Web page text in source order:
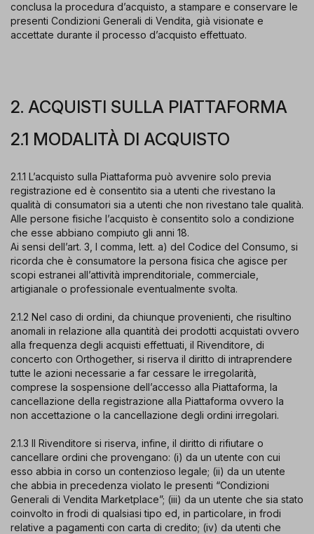
conclusa la procedura d’acquisto, a stampare e conservare le
presenti Condizioni Generali di Vendita, già visionate e
accettate durante il processo d’acquisto effettuato.
2. ACQUISTI SULLA PIATTAFORMA
2.1 MODALITÀ DI ACQUISTO
2.1.1 L’acquisto sulla Piattaforma può avvenire solo previa
registrazione ed è consentito sia a utenti che rivestano la
qualità di consumatori sia a utenti che non rivestano tale qualità.
Alle persone fisiche l’acquisto è consentito solo a condizione
che esse abbiano compiuto gli anni 18.
Ai sensi dell’art. 3, I comma, lett. a) del Codice del Consumo, si
ricorda che è consumatore la persona fisica che agisce per
scopi estranei all’attività imprenditoriale, commerciale,
artigianale o professionale eventualmente svolta.
2.1.2 Nel caso di ordini, da chiunque provenienti, che risultino
anomali in relazione alla quantità dei prodotti acquistati ovvero
alla frequenza degli acquisti effettuati, il Rivenditore, di
concerto con Orthogether, si riserva il diritto di intraprendere
tutte le azioni necessarie a far cessare le irregolarità,
comprese la sospensione dell’accesso alla Piattaforma, la
cancellazione della registrazione alla Piattaforma ovvero la
non accettazione o la cancellazione degli ordini irregolari.
2.1.3 Il Rivenditore si riserva, infine, il diritto di rifiutare o
cancellare ordini che provengano: (i) da un utente con cui
esso abbia in corso un contenzioso legale; (ii) da un utente
che abbia in precedenza violato le presenti “Condizioni
Generali di Vendita Marketplace”; (iii) da un utente che sia stato
coinvolto in frodi di qualsiasi tipo ed, in particolare, in frodi
relative a pagamenti con carta di credito; (iv) da utenti che